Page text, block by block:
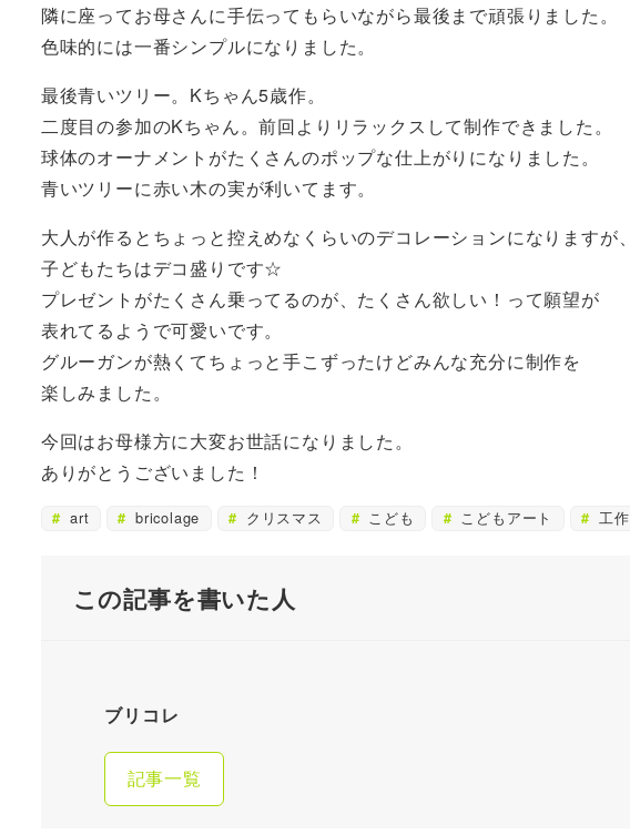
隣に座ってお母さんに手伝ってもらいながら最後まで頑張りました。
色味的には一番シンプルになりました。
最後青いツリー。Kちゃん5歳作。
二度目の参加のKちゃん。前回よりリラックスして制作できました。
球体のオーナメントがたくさんのポップな仕上がりになりました。
青いツリーに赤い木の実が利いてます。
大人が作るとちょっと控えめなくらいのデコレーションになりますが、
子どもたちはデコ盛りです☆
プレゼントがたくさん乗ってるのが、たくさん欲しい！って願望が
表れてるようで可愛いです。
グルーガンが熱くてちょっと手こずったけどみんな充分に制作を
楽しみました。
今回はお母様方に大変お世話になりました。
ありがとうございました！
art bricolage クリスマス こども こどもアート 工作
この記事を書いた人
ブリコレ
記事一覧